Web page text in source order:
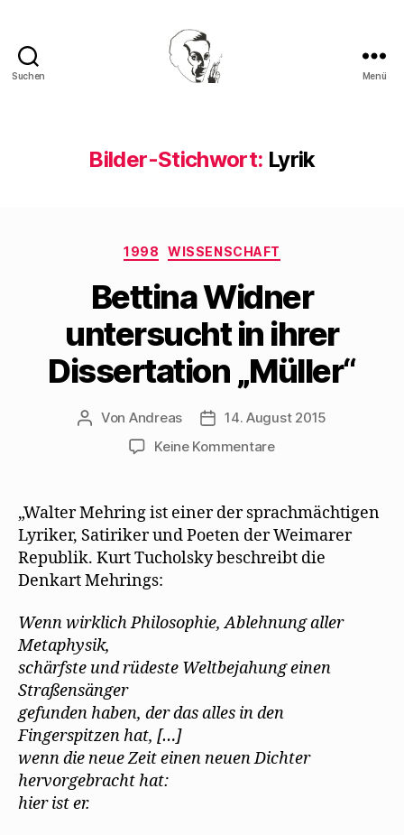
Suchen Menü
Bilder-Stichwort: Lyrik
Kategorien
1998 WISSENSCHAFT
Bettina Widner
untersucht in ihrer
Dissertation „Müller“
Beitragsautor
Von Andreas Beitragsdatum
14. August 2015
Keine Kommentarezu
untersucht
ihrer
Dissertation
„Walter Mehring ist einer der sprachmächtigen
Lyriker, Satiriker und Poeten der Weimarer
Republik. Kurt Tucholsky beschreibt die
Denkart Mehrings:
Wenn wirklich Philosophie, Ablehnung aller
Metaphysik,
schärfste und rüdeste Weltbejahung einen
Straßensänger
gefunden haben, der das alles in den
Fingerspitzen hat, […]
wenn die neue Zeit einen neuen Dichter
hervorgebracht hat:
hier ist er.